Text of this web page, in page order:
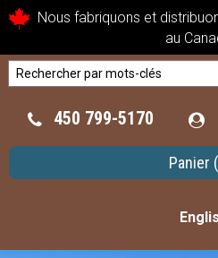
Nous fabriquons et
au
450 799-5170
Panier